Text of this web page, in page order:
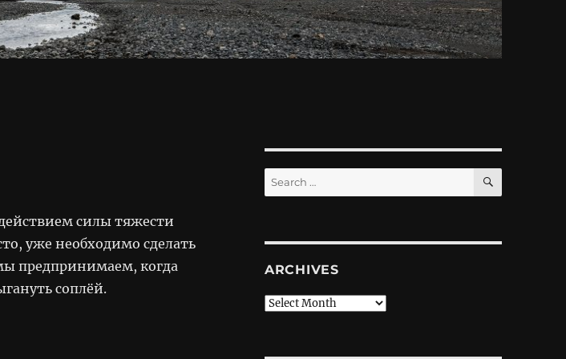
силы тяжести
уже необходимо сделать
предпринимаем, когда
соплёй.
Search
for:
SEARCH
ARCHIVES
Archives